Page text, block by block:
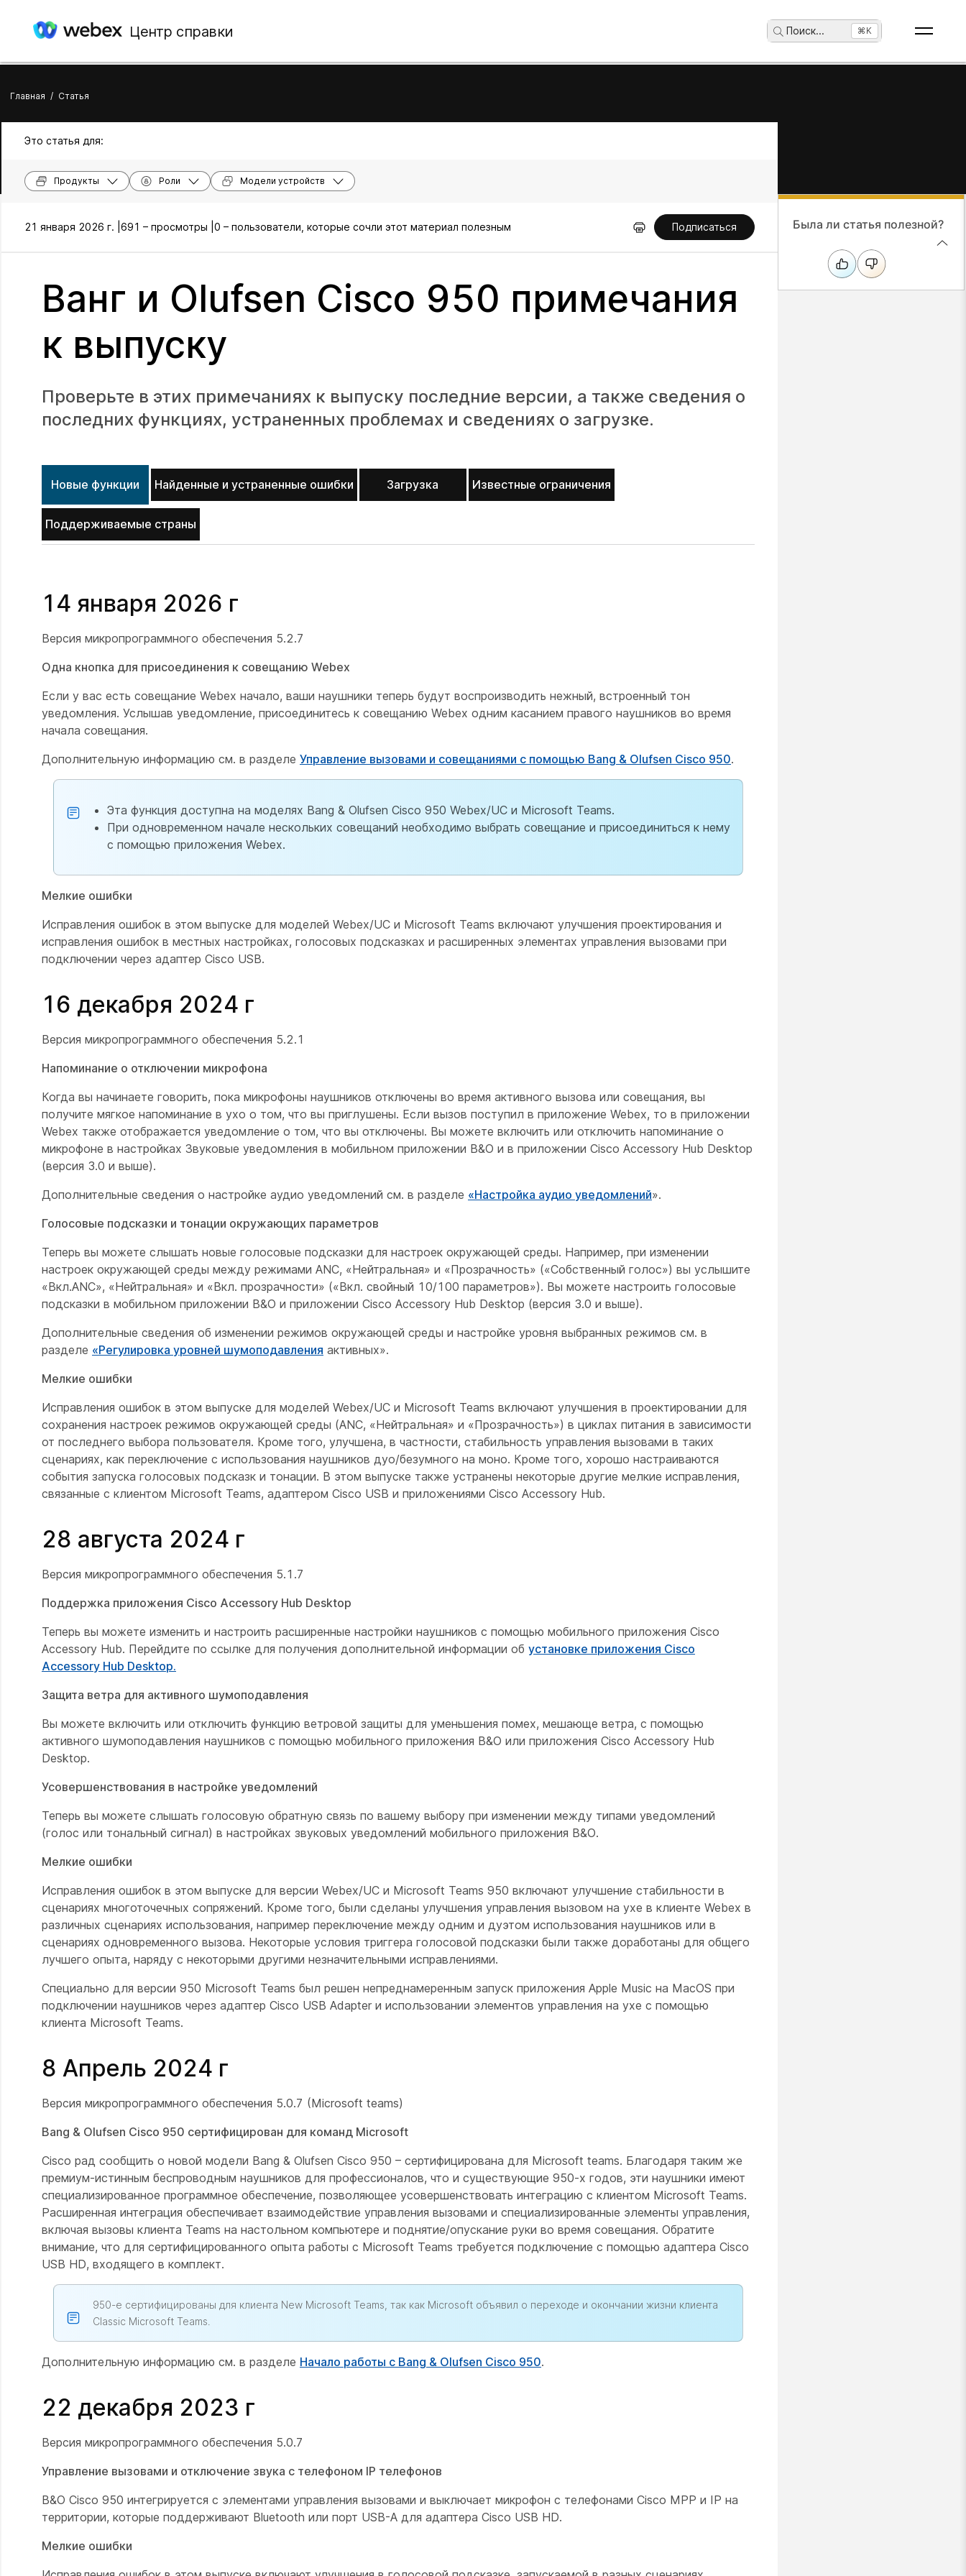
Центр справки Поиск... ⌘K
Главная / Статья
Это статья для:
Продукты Роли Модели устройств
21 января 2026 г. | 691 – просмотры | 0 – пользователи, которые сочли этот материал полезным Подписаться
Ванг и Olufsen Cisco 950 примечания
к выпуску
Проверьте в этих примечаниях к выпуску последние версии, а также сведения о
последних функциях, устраненных проблемах и сведениях о загрузке.
Новые функции Найденные и устраненные ошибки Загрузка Известные ограничения
Поддерживаемые страны
14 января 2026 г
Версия микропрограммного обеспечения 5.2.7
Одна кнопка для присоединения к совещанию Webex
Если у вас есть совещание Webex начало, ваши наушники теперь будут воспроизводить нежный, встроенный тон
уведомления. Услышав уведомление, присоединитесь к совещанию Webex одним касанием правого наушников во время
начала совещания.
Дополнительную информацию см. в разделе Управление вызовами и совещаниями с помощью Bang & Olufsen Cisco 950.
Эта функция доступна на моделях Bang & Olufsen Cisco 950 Webex/UC и Microsoft Teams.
При одновременном начале нескольких совещаний необходимо выбрать совещание и присоединиться к нему
с помощью приложения Webex.
Мелкие ошибки
Исправления ошибок в этом выпуске для моделей Webex/UC и Microsoft Teams включают улучшения проектирования и
исправления ошибок в местных настройках, голосовых подсказках и расширенных элементах управления вызовами при
подключении через адаптер Cisco USB.
16 декабря 2024 г
Версия микропрограммного обеспечения 5.2.1
Напоминание о отключении микрофона
Когда вы начинаете говорить, пока микрофоны наушников отключены во время активного вызова или совещания, вы
получите мягкое напоминание в ухо о том, что вы приглушены. Если вызов поступил в приложение Webex, то в приложении
Webex также отображается уведомление о том, что вы отключены. Вы можете включить или отключить напоминание о
микрофоне в настройках Звуковые уведомления в мобильном приложении B&O и в приложении Cisco Accessory Hub Desktop
(версия 3.0 и выше).
Дополнительные сведения о настройке аудио уведомлений см. в разделе «Настройка аудио уведомлений».
Голосовые подсказки и тонации окружающих параметров
Теперь вы можете слышать новые голосовые подсказки для настроек окружающей среды. Например, при изменении
настроек окружающей среды между режимами ANC, «Нейтральная» и «Прозрачность» («Собственный голос») вы услышите
«Вкл.ANC», «Нейтральная» и «Вкл. прозрачности» («Вкл. свойный 10/100 параметров»). Вы можете настроить голосовые
подсказки в мобильном приложении B&O и приложении Cisco Accessory Hub Desktop (версия 3.0 и выше).
Дополнительные сведения об изменении режимов окружающей среды и настройке уровня выбранных режимов см. в
разделе «Регулировка уровней шумоподавления активных».
Мелкие ошибки
Исправления ошибок в этом выпуске для моделей Webex/UC и Microsoft Teams включают улучшения в проектировании для
сохранения настроек режимов окружающей среды (ANC, «Нейтральная» и «Прозрачность») в циклах питания в зависимости
от последнего выбора пользователя. Кроме того, улучшена, в частности, стабильность управления вызовами в таких
сценариях, как переключение с использования наушников дуо/безумного на моно. Кроме того, хорошо настраиваются
события запуска голосовых подсказк и тонации. В этом выпуске также устранены некоторые другие мелкие исправления,
связанные с клиентом Microsoft Teams, адаптером Cisco USB и приложениями Cisco Accessory Hub.
28 августа 2024 г
Версия микропрограммного обеспечения 5.1.7
Поддержка приложения Cisco Accessory Hub Desktop
Теперь вы можете изменить и настроить расширенные настройки наушников с помощью мобильного приложения Cisco
Accessory Hub. Перейдите по ссылке для получения дополнительной информации об установке приложения Cisco
Accessory Hub Desktop.
Защита ветра для активного шумоподавления
Вы можете включить или отключить функцию ветровой защиты для уменьшения помех, мешающе ветра, с помощью
активного шумоподавления наушников с помощью мобильного приложения B&O или приложения Cisco Accessory Hub
Desktop.
Усовершенствования в настройке уведомлений
Теперь вы можете слышать голосовую обратную связь по вашему выбору при изменении между типами уведомлений
(голос или тональный сигнал) в настройках звуковых уведомлений мобильного приложения B&O.
Мелкие ошибки
Исправления ошибок в этом выпуске для версии Webex/UC и Microsoft Teams 950 включают улучшение стабильности в
сценариях многоточечных сопряжений. Кроме того, были сделаны улучшения управления вызовом на ухе в клиенте Webex в
различных сценариях использования, например переключение между одним и дуэтом использования наушников или в
сценариях одновременного вызова. Некоторые условия триггера голосовой подсказки были также доработаны для общего
лучшего опыта, наряду с некоторыми другими незначительными исправлениями.
Специально для версии 950 Microsoft Teams был решен непреднамеренным запуск приложения Apple Music на MacOS при
подключении наушников через адаптер Cisco USB Adapter и использовании элементов управления на ухе с помощью
клиента Microsoft Teams.
8 Апрель 2024 г
Версия микропрограммного обеспечения 5.0.7 (Microsoft teams)
Bang & Olufsen Cisco 950 сертифицирован для команд Microsoft
Cisco рад сообщить о новой модели Bang & Olufsen Cisco 950 – сертифицирована для Microsoft teams. Благодаря таким же
премиум-истинным беспроводным наушников для профессионалов, что и существующие 950-х годов, эти наушники имеют
специализированное программное обеспечение, позволяющее усовершенствовать интеграцию с клиентом Microsoft Teams.
Расширенная интеграция обеспечивает взаимодействие управления вызовами и специализированные элементы управления,
включая вызовы клиента Teams на настольном компьютере и поднятие/опускание руки во время совещания. Обратите
внимание, что для сертифицированного опыта работы с Microsoft Teams требуется подключение с помощью адаптера Cisco
USB HD, входящего в комплект.
950-е сертифицированы для клиента New Microsoft Teams, так как Microsoft объявил о переходе и окончании жизни клиента
Classic Microsoft Teams.
Дополнительную информацию см. в разделе Начало работы с Bang & Olufsen Cisco 950.
22 декабря 2023 г
Версия микропрограммного обеспечения 5.0.7
Управление вызовами и отключение звука с телефоном IP телефонов
B&O Cisco 950 интегрируется с элементами управления вызовами и выключает микрофон с телефонами Cisco MPP и IP на
территории, которые поддерживают Bluetooth или порт USB-A для адаптера Cisco USB HD.
Мелкие ошибки
Была ли статья полезной?